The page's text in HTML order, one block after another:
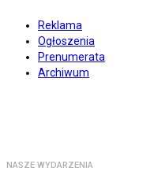
Reklama
Ogłoszenia
Prenumerata
Archiwum
NASZE WYDARZENIA